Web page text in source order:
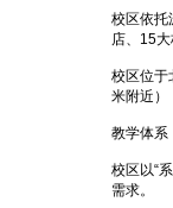
校区依托
店、15
校区位于
米附近）
教学体系
校区以“
需求。